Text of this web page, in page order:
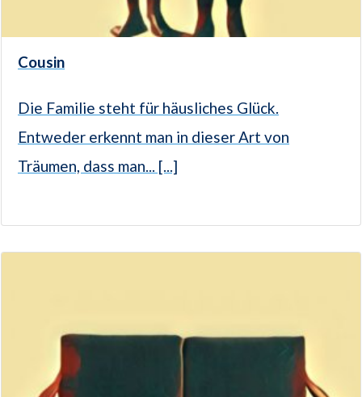
Cousin
Die Familie steht für häusliches Glück.
Entweder erkennt man in dieser Art von
Träumen, dass man... [...]